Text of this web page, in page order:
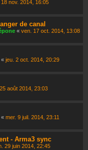
18 nov. 2014, 16:05
de canal
« ven. 17 oct. 2014, 13:08
« jeu. 2 oct. 2014, 20:29
août 2014, 23:03
« mer. 9 juil. 2014, 23:11
- Arma3 sync
29 juin 2014, 22:45